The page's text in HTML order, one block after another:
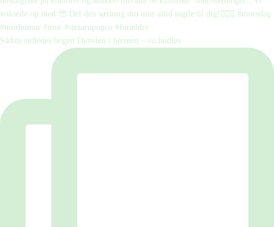
Sådan indledes bogen Djævlen i hjernen – en hudløs